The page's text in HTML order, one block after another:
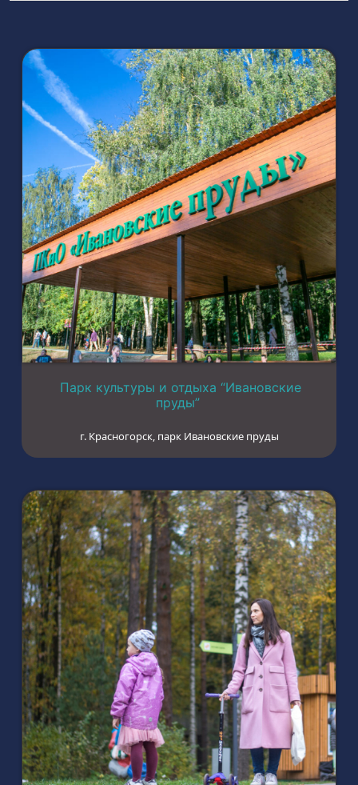
Парк культуры и отдыха “Ивановские
пруды”
г. Красногорск, парк Ивановские пруды